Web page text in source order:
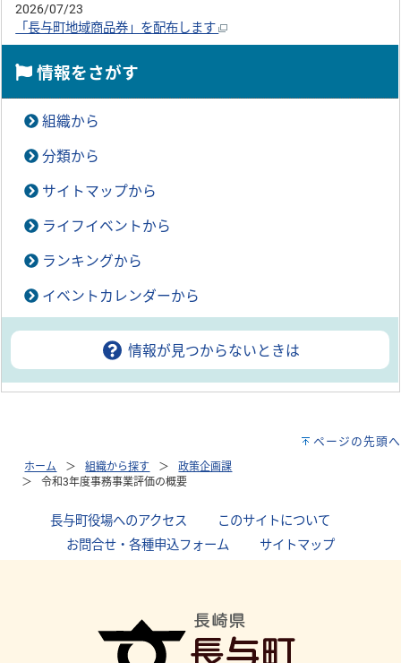
2026/07/23
「長与町地域商品券」を配布します
情報をさがす
組織から
分類から
サイトマップから
ライフイベントから
ランキングから
イベントカレンダーから
情報が見つからないときは
ページの先頭へ
ホーム 組織から探す
政策企画課
令和3年度事務事業評価の概要
長与町役場へのアクセス このサイトについて
お問合せ・各種申込フォーム
サイトマップ